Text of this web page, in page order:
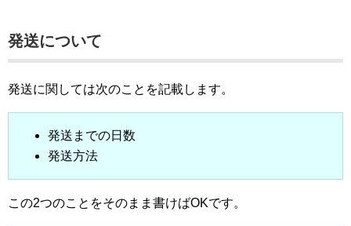
発送について
発送に関しては次のことを記載します。
発送までの日数
発送方法
この2つのことをそのまま書けばOKです。